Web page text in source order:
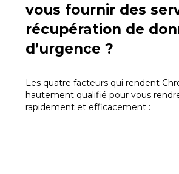
vous fournir des
récupération de
d’urgence ?
Les quatre facteurs qui rendent
hautement qualifié pour vous
rapidement et efficacement :